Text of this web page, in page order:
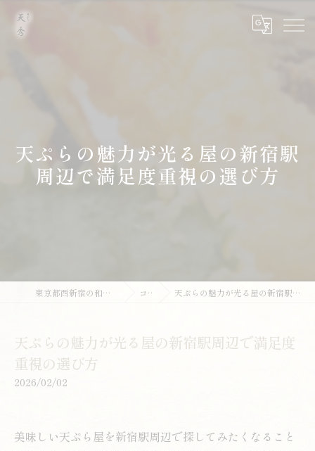
天ぷらの魅力が光る屋の新宿駅
周辺で満足度重視の選び方
東京都西新宿の和食なら天ぷら 天秀 コラム 天ぷらの魅力が光る屋の新宿駅周辺で満足度重視の選び方
天ぷらの魅力が光る屋の新宿駅周辺で満足度
重視の選び方
2026/02/02
美味しい天ぷら屋を新宿駅周辺で探してみたくなること